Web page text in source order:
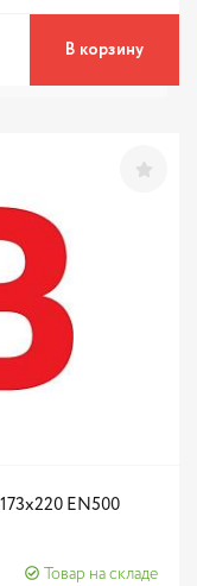
В корзину
EN500
Товар на складе